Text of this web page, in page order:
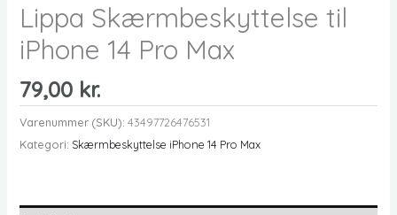
Lippa Skærmbeskyttelse til
iPhone 14 Pro Max
79,00 kr.
Varenummer (SKU): 43497726476531
Kategori: Skærmbeskyttelse iPhone 14 Pro Max